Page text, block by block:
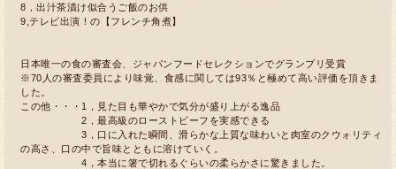
8，出汁茶漬け似合うご飯のお供
9,テレビ出演！の【フレンチ角煮】
日本唯一の食の審査会、ジャパンフードセレクションでグランプリ受賞
※70人の審査委員により味覚、食感に関しては93％と極めて高い評価を頂きま
した。
この他・・・1，見た目も華やかで気分が盛り上がる逸品
2，最高級のローストビーフを実感できる
3，口に入れた瞬間、滑らかな上質な味わいと肉室のクウォリティ
の高さ、口の中で旨味とともに溶けていく。
4，本当に箸で切れるぐらいの柔らかさに驚きました。